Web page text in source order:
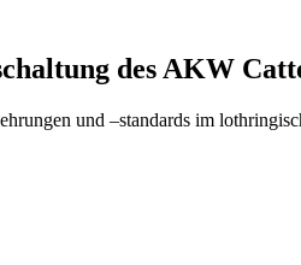
des AKW
und –standards im